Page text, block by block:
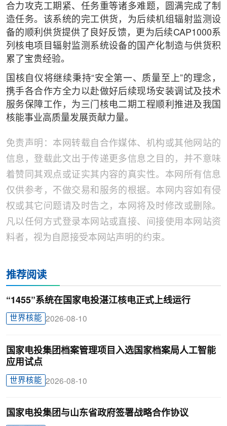
合力攻克工期紧、任务重等诸多难题，圆满完成了制
造任务。该系统的完工供货，为后续机组辐射监测设
备的顺利供货提供了良好反馈，更为后续CAP1000系
列核电项目辐射监测系统设备的国产化制造与供货积
累了宝贵经验。
国核自仪将继续秉持“安全第一、质量至上”的理念，
携手各合作方全力以赴做好后续现场安装调试及技术
服务保障工作，为三门核电二期工程顺利推进及我国
核能事业高质量发展贡献力量。
免责声明：本网转载自合作媒体、机构或其他网站的
信息，登载此文出于传递更多信息之目的，并不意味
着赞同其观点或证实其内容的真实性。本网所有信息
仅供参考，不做交易和服务的根据。本网内容如有侵
权或其它问题请及时告之，本网将及时修改或删除。
凡以任何方式登录本网站或直接、间接使用本网站资
料者，视为自愿接受本网站声明的约束。
推荐阅读
“1455”系统在国家电投湛江核电正式上线运行
世界核能 2026-08-10
国家电投集团档案管理项目入选国家档案局人工智能
应用试点
世界核能 2026-08-10
国家电投集团与山东省政府签署战略合作协议